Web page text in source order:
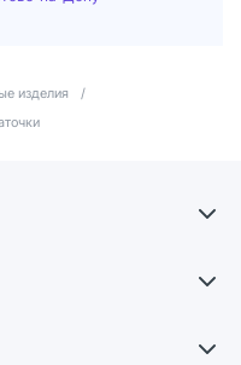
изделия
/